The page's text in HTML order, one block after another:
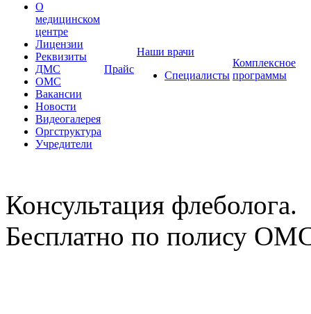
О
медицинском
центре
Лицензии
Реквизиты
ДМС
ОМС
Вакансии
Новости
Видеогалерея
Оргструктура
Учредители
Прайс
Наши врачи
Специалисты
Комплексное
программы
Консультация флеболога.
Бесплатно по полису